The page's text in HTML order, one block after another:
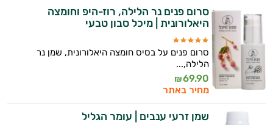
סרום פנים נר הלילה, רוז-היפ וחומצה
היאלורונית | מיכל סבון טבעי
סרום פנים על בסיס חומצה היאלורונית, שמן נר
הלילה,...
69.90
₪
מחיר באתר
שמן זרעי ענבים | עומר הגליל